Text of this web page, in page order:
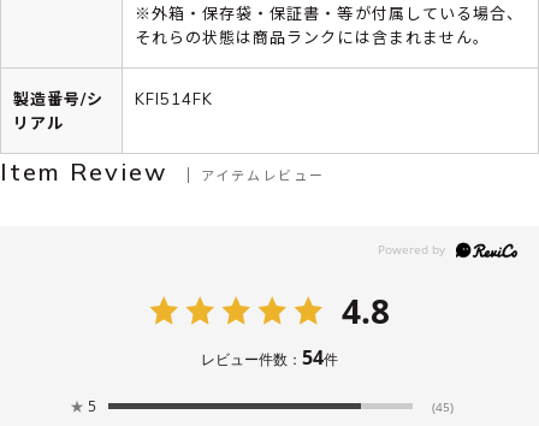
※外箱・保存袋・保証書・等が付属している場合、
それらの状態は商品ランクには含まれません。
製造番号/シ
リアル
KFI514FK
Item Review アイテムレビュー
4.8
レビュー件数： 54件
★ 5 (45)